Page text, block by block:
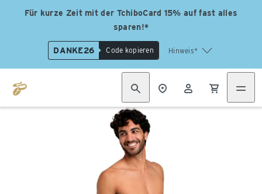
Für kurze Zeit mit der TchiboCard 15% auf fast alles
sparen!*
DANKE26 Code kopieren Hinweis*